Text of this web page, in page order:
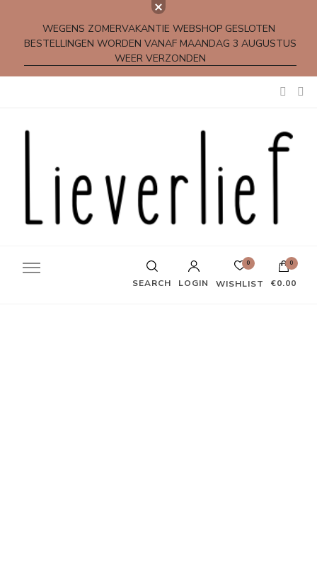
WEGENS ZOMERVAKANTIE WEBSHOP GESLOTEN
BESTELLINGEN WORDEN VANAF MAANDAG 3 AUGUSTUS
WEER VERZONDEN
SEARCH LOGIN
0
WISHLIST
0
€0.00